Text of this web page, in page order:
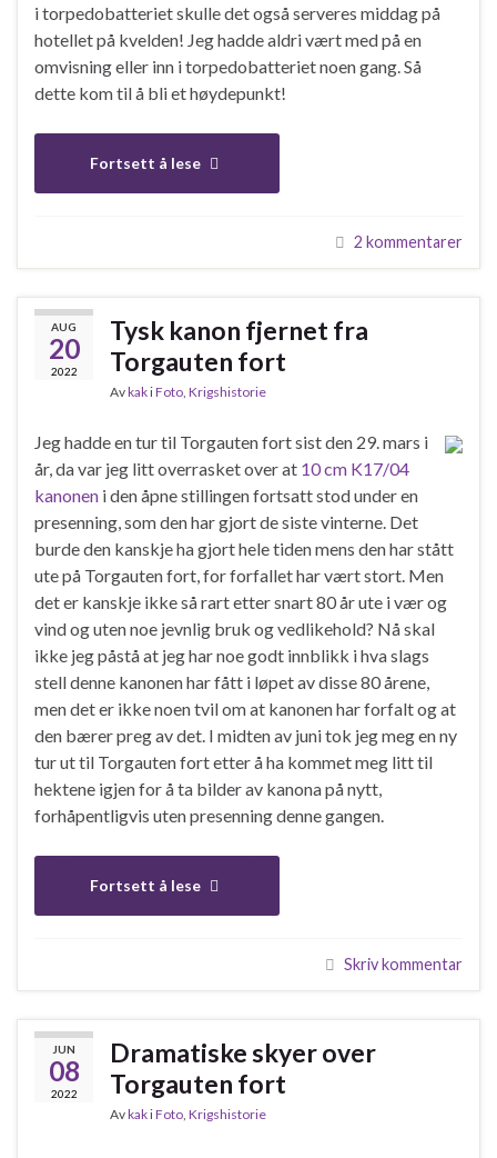
i torpedobatteriet skulle det også serveres middag på
hotellet på kvelden! Jeg hadde aldri vært med på en
omvisning eller inn i torpedobatteriet noen gang. Så
dette kom til å bli et høydepunkt!
Fortsett å lese
2 kommentarer
AUG
20
2022
Tysk kanon fjernet fra
Torgauten fort
AvkakiFoto Krigshistorie
Jeg hadde en tur til Torgauten fort sist den 29. mars i
år, da var jeg litt overrasket over at 10 cm K17/04
kanonen i den åpne stillingen fortsatt stod under en
presenning, som den har gjort de siste vinterne. Det
burde den kanskje ha gjort hele tiden mens den har stått
ute på Torgauten fort, for forfallet har vært stort. Men
det er kanskje ikke så rart etter snart 80 år ute i vær og
vind og uten noe jevnlig bruk og vedlikehold? Nå skal
ikke jeg påstå at jeg har noe godt innblikk i hva slags
stell denne kanonen har fått i løpet av disse 80 årene,
men det er ikke noen tvil om at kanonen har forfalt og at
den bærer preg av det. I midten av juni tok jeg meg en ny
tur ut til Torgauten fort etter å ha kommet meg litt til
hektene igjen for å ta bilder av kanona på nytt,
forhåpentligvis uten presenning denne gangen.
Fortsett å lese
Skriv kommentar
JUN
08
2022
Dramatiske skyer over
Torgauten fort
AvkakiFoto Krigshistorie